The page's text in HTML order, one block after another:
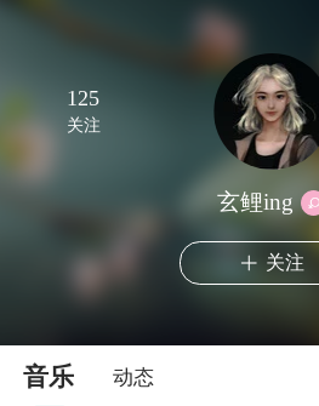
125
关注
玄鲤ing
关注
音乐 动态